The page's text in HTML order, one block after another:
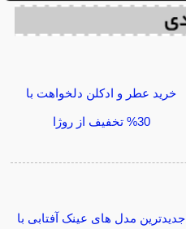
خرید عطر و ادکلن دلخواهت با
30% تخفیف از روژا
جدیدترین مدل های عینک آفتابی با